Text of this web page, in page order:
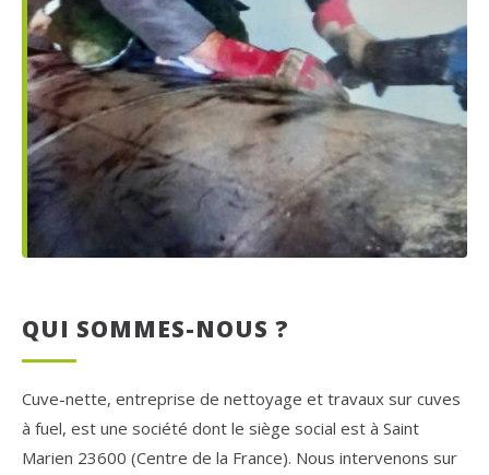
QUI SOMMES-NOUS ?
Cuve-nette, entreprise de nettoyage et travaux sur cuves
à fuel, est une société dont le siège social est à Saint
Marien 23600 (Centre de la France). Nous intervenons sur